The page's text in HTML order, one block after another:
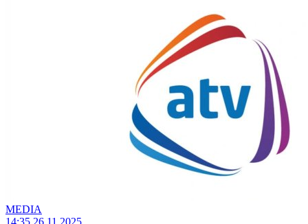
MEDIA
14:35 26.11.2025